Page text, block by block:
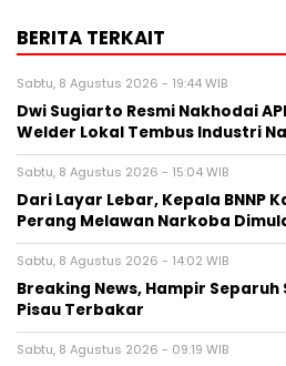
BERITA TERKAIT
Sabtu, 8 Agustus 2026 - 19:44 WIB
Dwi Sugiarto Resmi Nakhodai
Welder Lokal Tembus Industri
Sabtu, 8 Agustus 2026 - 15:04 WIB
Dari Layar Lebar, Kepala BNNP
Perang Melawan Narkoba
Sabtu, 8 Agustus 2026 - 14:02 WIB
Breaking News, Hampir Separuh
Pisau Terbakar
Sabtu, 8 Agustus 2026 - 09:19 WIB